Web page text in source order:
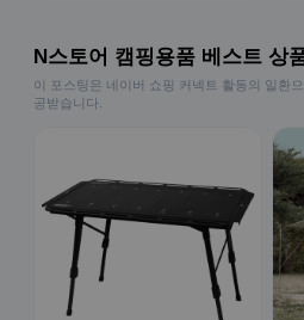
N스토어 캠핑용품 베스트 상
이 포스팅은 네이버 쇼핑 커넥트 활동의 일환
공받습니다.